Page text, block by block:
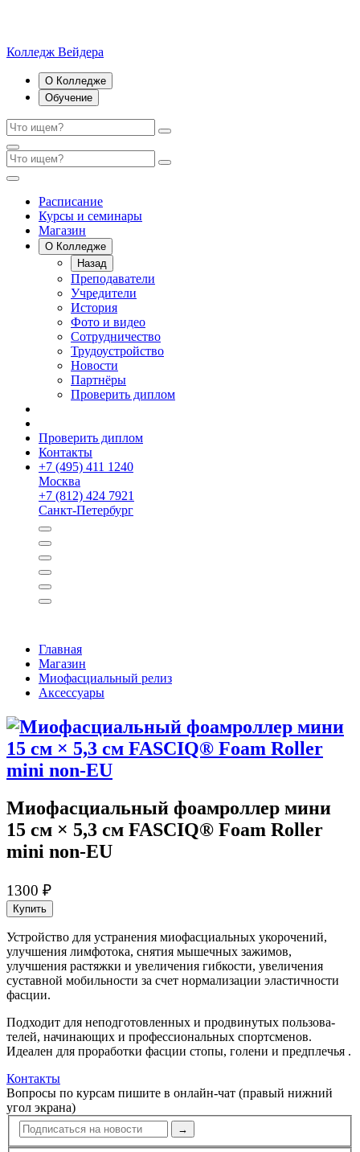
Колледж Вейдера
О Колледже
Обучение
Расписание
Курсы и семинары
Магазин
О Колледже
Назад
Преподаватели
Учредители
История
Фото и видео
Сотрудничество
Трудоустройство
Новости
Партнёры
Проверить диплом
Проверить диплом
Контакты
+7 (495) 411 1240
Москва
+7 (812) 424 7921
Санкт-Петербург
Главная
Магазин
Миофасциальный релиз
Аксессуары
Миофасциаль­ный фоамроллер мини
15 см × 5,3 см FASCIQ® Foam Roller
mini non-EU
1300 ₽
Купить
Устройство для устранения миофасциаль­ных укорочений,
улучшения лимфотока, снятия мышечных зажимов,
улучшения растяжки и увеличения гибкости, увеличения
суставной мобильности за счет нормализации эластичности
фасции.
Подходит для неподготовленных и продвинутых пользова­
телей, начинающих и профессиональных спортсменов.
Идеален для проработки фасции стопы, голени и предплечья .
Контакты
Вопросы по курсам пишите в онлайн-чат (правый нижний
угол экрана)
→